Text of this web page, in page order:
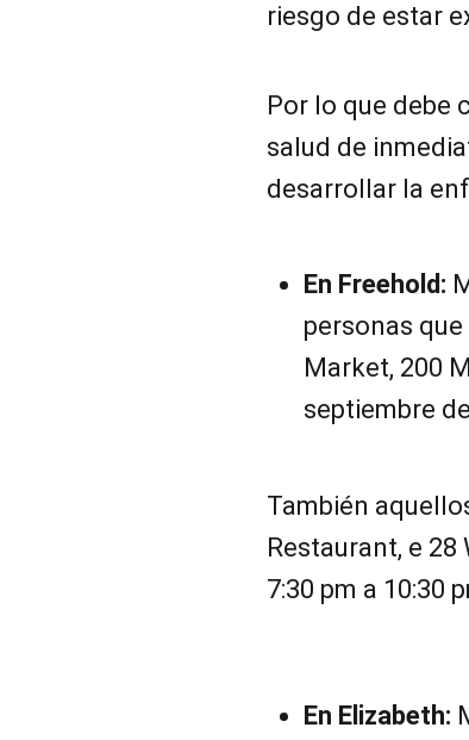
riesgo de estar
Por lo que debe
salud de
desarrollar la
En Freehold:
personas
Market, 200
septiembre
También
Restaurant, e
7:30 pm a 10:30
En Elizabeth: